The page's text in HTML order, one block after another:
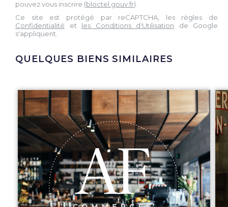
pouvez vous inscrire (bloctel.gouv.fr).
Ce site est protégé par reCAPTCHA, les règles de
Confidentialité et les Conditions d'Utilisation de Google
s'appliquent.
QUELQUES BIENS SIMILAIRES